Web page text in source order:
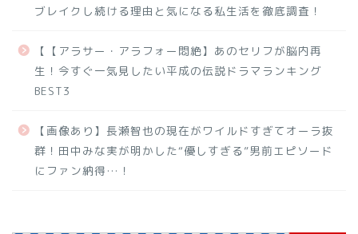
ブレイクし続ける理由と気になる私生活を徹底調査！
【【アラサー・アラフォー悶絶】あのセリフが脳内再
生！今すぐ一気見したい平成の伝説ドラマランキング
BEST3
【画像あり】長瀬智也の現在がワイルドすぎてオーラ抜
群！田中みな実が明かした“優しすぎる”男前エピソード
にファン納得…！